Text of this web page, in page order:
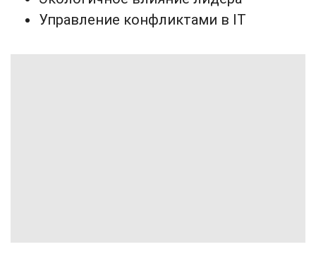
Управление конфликтами в IT